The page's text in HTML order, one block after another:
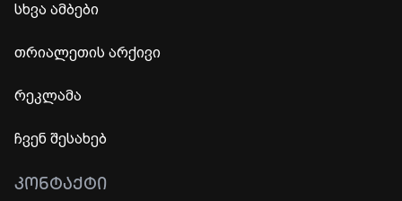
სხვა ამბები
თრიალეთის არქივი
რეკლამა
ჩვენ შესახებ
ᲙᲝᲜᲢᲐᲥᲢᲘ